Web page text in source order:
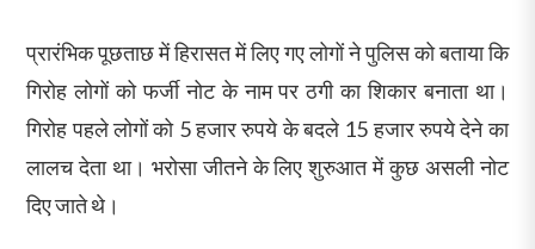
प्रारंभिक पूछताछ में हिरासत में लिए गए लोगों ने पुलिस को बताया कि
गिरोह लोगों को फर्जी नोट के नाम पर ठगी का शिकार बनाता था।
गिरोह पहले लोगों को 5 हजार रुपये के बदले 15 हजार रुपये देने का
लालच देता था। भरोसा जीतने के लिए शुरुआत में कुछ असली नोट
दिए जाते थे।